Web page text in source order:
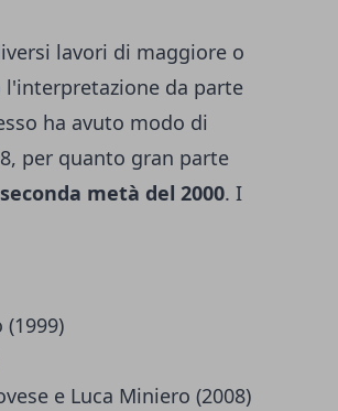
lavori di maggiore o
da parte
ha avuto modo di
per quanto gran parte
seconda metà del 2000. I
e Luca Miniero (2008)